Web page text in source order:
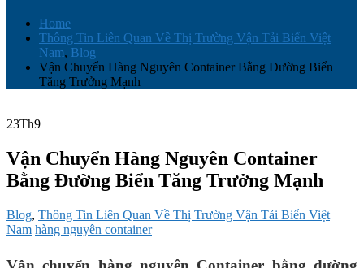
Home
Thông Tin Liên Quan Về Thị Trường Vận Tải Biển Việt
Nam, Blog
Vận Chuyển Hàng Nguyên Container Bằng Đường Biển
Tăng Trưởng Mạnh
23Th9
Vận Chuyển Hàng Nguyên Container
Bằng Đường Biển Tăng Trưởng Mạnh
Blog, Thông Tin Liên Quan Về Thị Trường Vận Tải Biển Việt
Nam hàng nguyên container